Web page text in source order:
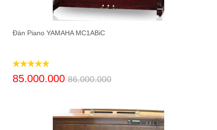
Đàn Piano YAMAHA MC1ABiC
85.000.000 86.000.000